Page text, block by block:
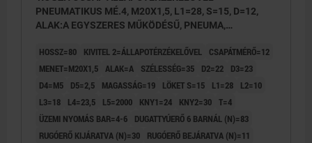
PNEUMATIKUS MÉ.4, M20X1,5, L1=28, S=15, D=12,
ALAK:A EGYSZERES MŰKÖDÉSŰ, PNEUMA,
KOMP:NEMESACÉL CSUPASZ
HOSSZ=80 KIVITEL 2=ÁLLAPOTÉRZÉKELŐVEL
CSAPÁTMÉRŐ=12
MENET=M20X1,5 ALAK=A SZÉLESSÉG=35 D2=22
D3=23
D4=M5
D5=2,5 MAGASSÁG=19 LÖKET S=15 L1=28
L2=10
L3=18
L4=23,5 L5=2000 KNY1=24 KNY2=30 T=4
ÜZEMI NYOMÁS BAR=4-6
DUGATTYÚERŐ 6 BARNÁL (N)=83
RUGÓERŐ KIJÁRATVA (N)=30
RUGÓERŐ BEJÁRATVA (N)=11